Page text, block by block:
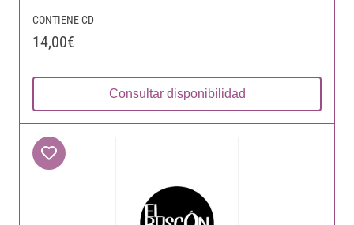
CONTIENE CD
14,00€
Consultar disponibilidad